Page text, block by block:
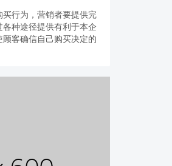
买行为，营销者要提供完
途径提供有利于本企
客确信自己购买决定的